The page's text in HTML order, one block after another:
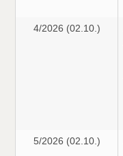
4/2026 (02.10.)
5/2026 (02.10.)